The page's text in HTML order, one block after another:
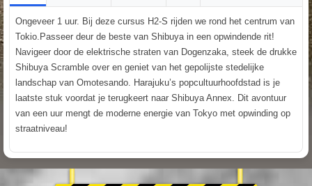
Ongeveer 1 uur. Bij deze cursus H2-S rijden we rond het centrum van
Tokio.Passeer deur de beste van Shibuya in een opwindende rit!
Navigeer door de elektrische straten van Dogenzaka, steek de drukke
Shibuya Scramble over en geniet van het gepolijste stedelijke
landschap van Omotesando. Harajuku’s popcultuurhoofdstad is je
laatste stuk voordat je terugkeert naar Shibuya Annex. Dit avontuur
van een uur mengt de moderne energie van Tokyo met opwinding op
straatniveau!